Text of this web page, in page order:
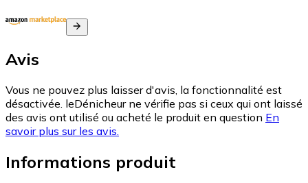
Avis
Vous ne pouvez plus laisser d'avis, la fonctionnalité est
désactivée. leDénicheur ne vérifie pas si ceux qui ont laissé
des avis ont utilisé ou acheté le produit en question En
savoir plus sur les avis.
Informations produit